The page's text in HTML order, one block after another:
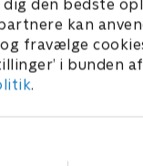
den bedste
kan
fravælge
i bunden
.